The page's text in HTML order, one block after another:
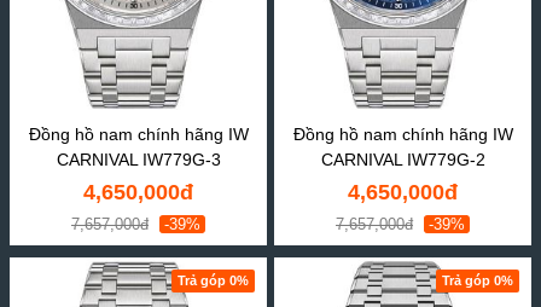
Đồng hồ nam chính hãng IW
CARNIVAL IW779G-3
4,650,000đ
7,657,000đ -39%
Đồng hồ nam chính hãng IW
CARNIVAL IW779G-2
4,650,000đ
7,657,000đ -39%
Trả góp 0% Trả góp 0%